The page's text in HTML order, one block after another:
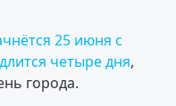
25 июня с
четыре дня,
города.